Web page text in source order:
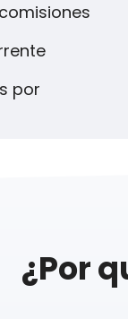
por
¿Por